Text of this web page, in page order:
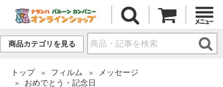
商品カテゴリを見る
トップ フィルム
メッセージ
おめでとう・記念日